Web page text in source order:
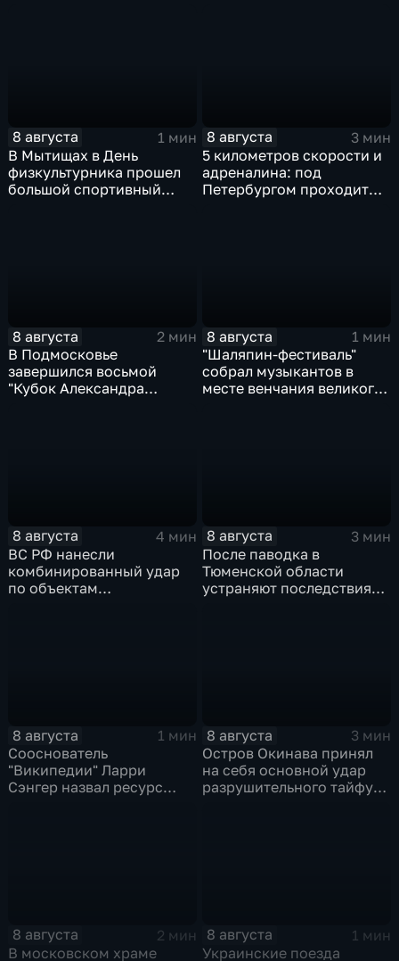
8 августа
1 мин
В Мытищах в День
физкультурника прошел
большой спортивный
8 августа
3 мин
5 километров скорости и
адреналина: под
Петербургом проходит
8 августа
2 мин
В Подмосковье
завершился восьмой
"Кубок Александра
8 августа
1 мин
"Шаляпин‑фестиваль"
собрал музыкантов в
месте венчания великого
8 августа
4 мин
ВС РФ нанесли
комбинированный удар
по объектам
8 августа
3 мин
После паводка в
Тюменской области
устраняют последствия
8 августа
1 мин
Сооснователь
"Википедии" Ларри
Сэнгер назвал ресурс
8 августа
3 мин
Остров Окинава принял
на себя основной удар
разрушительного тайфуна
8 августа
2 мин
В московском храме
8 августа
1 мин
Украинские поезда